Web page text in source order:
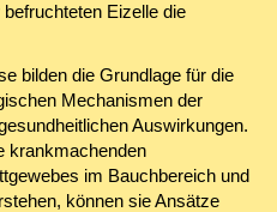
Eizelle die
bilden die Grundlage für die
Mechanismen der
Auswirkungen.
krankmachenden
im Bauchbereich und
können sie Ansätze